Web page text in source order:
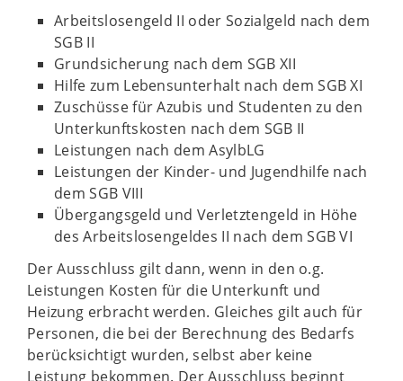
Arbeitslosengeld II oder Sozialgeld nach dem
SGB II
Grundsicherung nach dem SGB XII
Hilfe zum Lebensunterhalt nach dem SGB XI
Zuschüsse für Azubis und Studenten zu den
Unterkunftskosten nach dem SGB II
Leistungen nach dem AsylbLG
Leistungen der Kinder- und Jugendhilfe nach
dem SGB VIII
Übergangsgeld und Verletztengeld in Höhe
des Arbeitslosengeldes II nach dem SGB VI
Der Ausschluss gilt dann, wenn in den o.g.
Leistungen Kosten für die Unterkunft und
Heizung erbracht werden. Gleiches gilt auch für
Personen, die bei der Berechnung des Bedarfs
berücksichtigt wurden, selbst aber keine
Leistung bekommen. Der Ausschluss beginnt